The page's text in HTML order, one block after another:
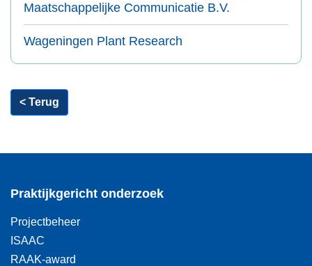
Maatschappelijke Communicatie B.V.
Wageningen Plant Research
< Terug
Praktijkgericht onderzoek
Projectbeheer
ISAAC
RAAK-award